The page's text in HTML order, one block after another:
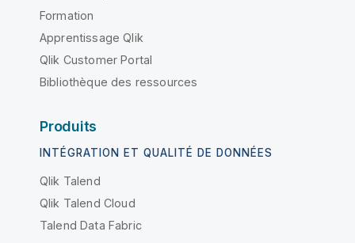
Formation
Apprentissage Qlik
Qlik Customer Portal
Bibliothèque des ressources
Produits
INTÉGRATION ET QUALITÉ DE DONNÉES
Qlik Talend
Qlik Talend Cloud
Talend Data Fabric